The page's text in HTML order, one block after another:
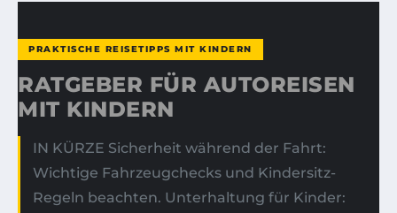
PRAKTISCHE REISETIPPS MIT KINDERN
RATGEBER FÜR AUTOREISEN
MIT KINDERN
IN KÜRZE Sicherheit während der Fahrt:
Wichtige Fahrzeugchecks und Kindersitz-
Regeln beachten. Unterhaltung für Kinder: